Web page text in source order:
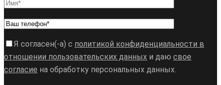
Я согласен(-а) с политикой конфиденциальности в
отношении пользовательских данных и даю свое
согласие на обработку персональных данных.